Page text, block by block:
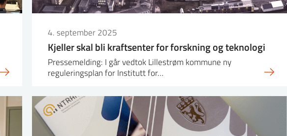
4. september 2025
Kjeller skal bli kraftsenter for forskning og teknologi
Pressemelding: I går vedtok Lillestrøm kommune ny
reguleringsplan for Institutt for…